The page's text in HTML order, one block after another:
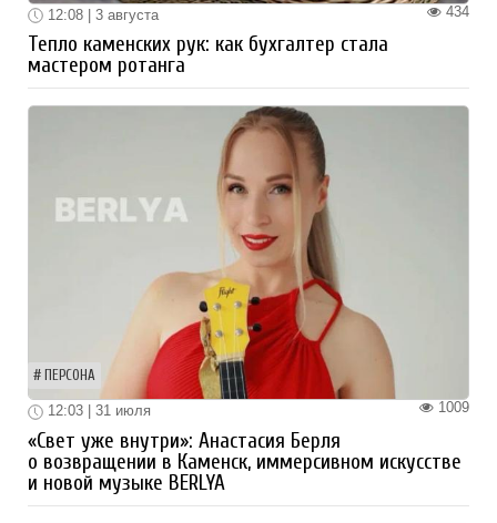
434
12:08 | 3 августа
Тепло каменских рук: как бухгалтер стала
мастером ротанга
ПЕРСОНА
1009
12:03 | 31 июля
«Свет уже внутри»: Анастасия Берля
о возвращении в Каменск, иммерсивном искусстве
и новой музыке BERLYA